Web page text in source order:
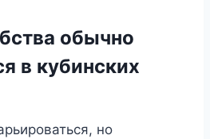
обычно
в кубинских
но